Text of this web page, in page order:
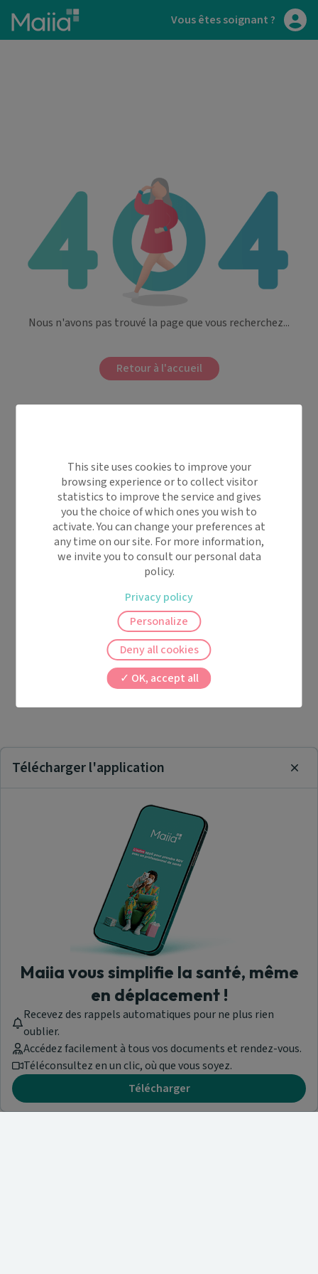
Aller au contenu principal Vous êtes soignant ?
Nous n'avons pas trouvé la page que vous recherchez...
Retour à l'accueil
Télécharger l'application
Maiia vous simplifie la santé, même
en déplacement !
Recevez des rappels automatiques pour ne plus rien
oublier.
Accédez facilement à tous vos documents et rendez-vous.
Téléconsultez en un clic, où que vous soyez.
Télécharger
This site uses cookies to improve your
browsing experience or to collect visitor
statistics to improve the service and gives
you the choice of which ones you wish to
activate. You can change your preferences at
any time on our site. For more information,
we invite you to consult our personal data
policy.
OK, accept all
Deny all cookies
Personalize
Privacy policy